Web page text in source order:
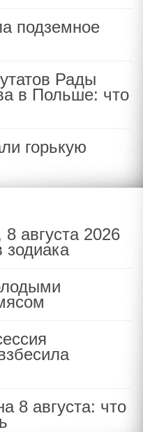
подземное
Рады
в Польше: что
горькую
8 августа 2026
зодиака
8 августа: что